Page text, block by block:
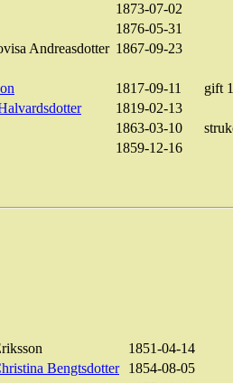
1873-07-02
1876-05-31
Andreasdotter 1867-09-23
1817-09-11
gift
1819-02-13
1863-03-10
1859-12-16
1851-04-14
Bengtsdotter
1854-08-05